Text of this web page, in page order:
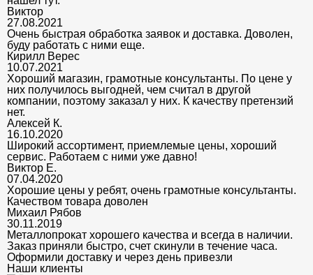
Виктор
27.08.2021
Очень быстрая обработка заявок и доставка. Доволен,
буду работать с ними еще.
Кирилл Верес
10.07.2021
Хороший магазин, грамотные консультанты. По цене у
них получилось выгодней, чем считал в другой
компании, поэтому заказал у них. К качеству претензий
нет.
Алексей К.
16.10.2020
Широкий ассортимент, приемлемые цены, хороший
сервис. Работаем с ними уже давно!
Виктор Е.
07.04.2020
Хорошие цены у ребят, очень грамотные консультанты.
Качеством товара доволен
Михаил Рябов
30.11.2019
Металлопрокат хорошего качества и всегда в наличии.
Заказ приняли быстро, счет скинули в течение часа.
Оформили доставку и через день привезли
Наши клиенты